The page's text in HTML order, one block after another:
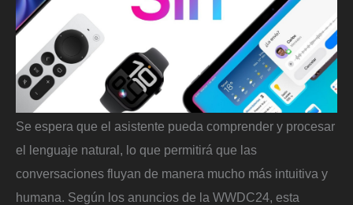
Se espera que el asistente pueda comprender y procesar
el lenguaje natural, lo que permitirá que las
conversaciones fluyan de manera mucho más intuitiva y
humana. Según los anuncios de la WWDC24, esta